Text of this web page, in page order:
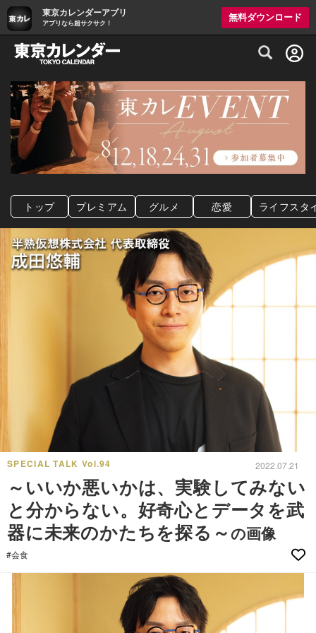
東京カレンダーアプリ
アプリなら超サクサク！
無料ダウンロード
グルメ情報・プレミアムレストラン予約
トップ プレミアム グルメ 恋愛 ライフスタ
SPECIAL TALK Vol.94 2022.07.21
～いいか悪いかは、実験してみない
と分からない。好奇心とデータを武
器に未来のかたちを探る～の画像
#会食